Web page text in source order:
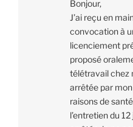
Bonjour,
J’ai reçu en
convocation à
licenciement
proposé
télétravail chez
arrêtée par
raisons de
l’entretien du